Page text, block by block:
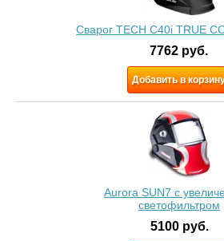
Сварог TECH C40i TRUE
7762 руб.
Добавить в
Aurora SUN7 c
светофильтром
5100 руб.